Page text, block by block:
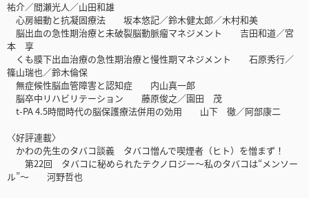
祐介／間瀬光人／山田和雄
心房細動と抗凝固療法 坂本悠記／鈴木健太郎／木村和美
脳出血の急性期治療と未破裂脳動脈瘤マネジメント 吉田和道／宮
本 享
くも膜下出血治療の急性期治療と慢性期マネジメント 石原秀行／
篠山瑞也／鈴木倫保
無症候性脳血管障害と認知症 内山真一郎
脳卒中リハビリテーション 藤原俊之／園田 茂
t-PA 4.5時間時代の脳保護療法併用の効用 山下 徹／阿部康二
〈好評連載〉
かわの先生のタバコ談義 タバコ憎んで喫煙者（ヒト）を憎まず！
第22回 タバコに秘められたテクノロジー〜私のタバコは“メンソー
ル”〜 河野哲也